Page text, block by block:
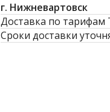
г. Нижневартовск
Доставка по тарифам
Сроки доставки